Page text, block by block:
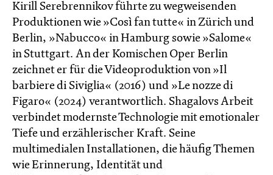
Kirill Serebrennikov führte zu wegweisenden
Produktionen wie »Così fan tutte« in Zürich und
Berlin, »Nabucco« in Hamburg sowie »Salome«
in Stuttgart. An der Komischen Oper Berlin
zeichnet er für die Videoproduktion von »Il
barbiere di Siviglia« (2016) und »Le nozze di
Figaro« (2024) verantwortlich. Shagalovs Arbeit
verbindet modernste Technologie mit emotionaler
Tiefe und erzählerischer Kraft. Seine
multimedialen Installationen, die häufig Themen
wie Erinnerung, Identität und